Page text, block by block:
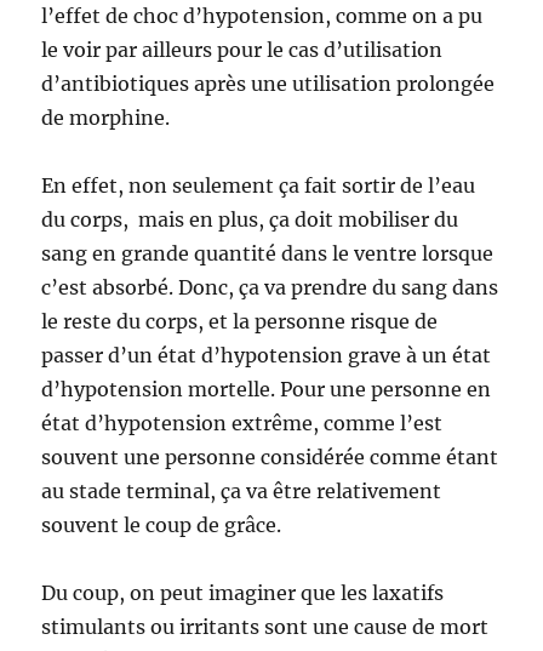
l’effet de choc d’hypotension, comme on a pu
le voir par ailleurs pour le cas d’utilisation
d’antibiotiques après une utilisation prolongée
de morphine.
En effet, non seulement ça fait sortir de l’eau
du corps, mais en plus, ça doit mobiliser du
sang en grande quantité dans le ventre lorsque
c’est absorbé. Donc, ça va prendre du sang dans
le reste du corps, et la personne risque de
passer d’un état d’hypotension grave à un état
d’hypotension mortelle. Pour une personne en
état d’hypotension extrême, comme l’est
souvent une personne considérée comme étant
au stade terminal, ça va être relativement
souvent le coup de grâce.
Du coup, on peut imaginer que les laxatifs
stimulants ou irritants sont une cause de mort